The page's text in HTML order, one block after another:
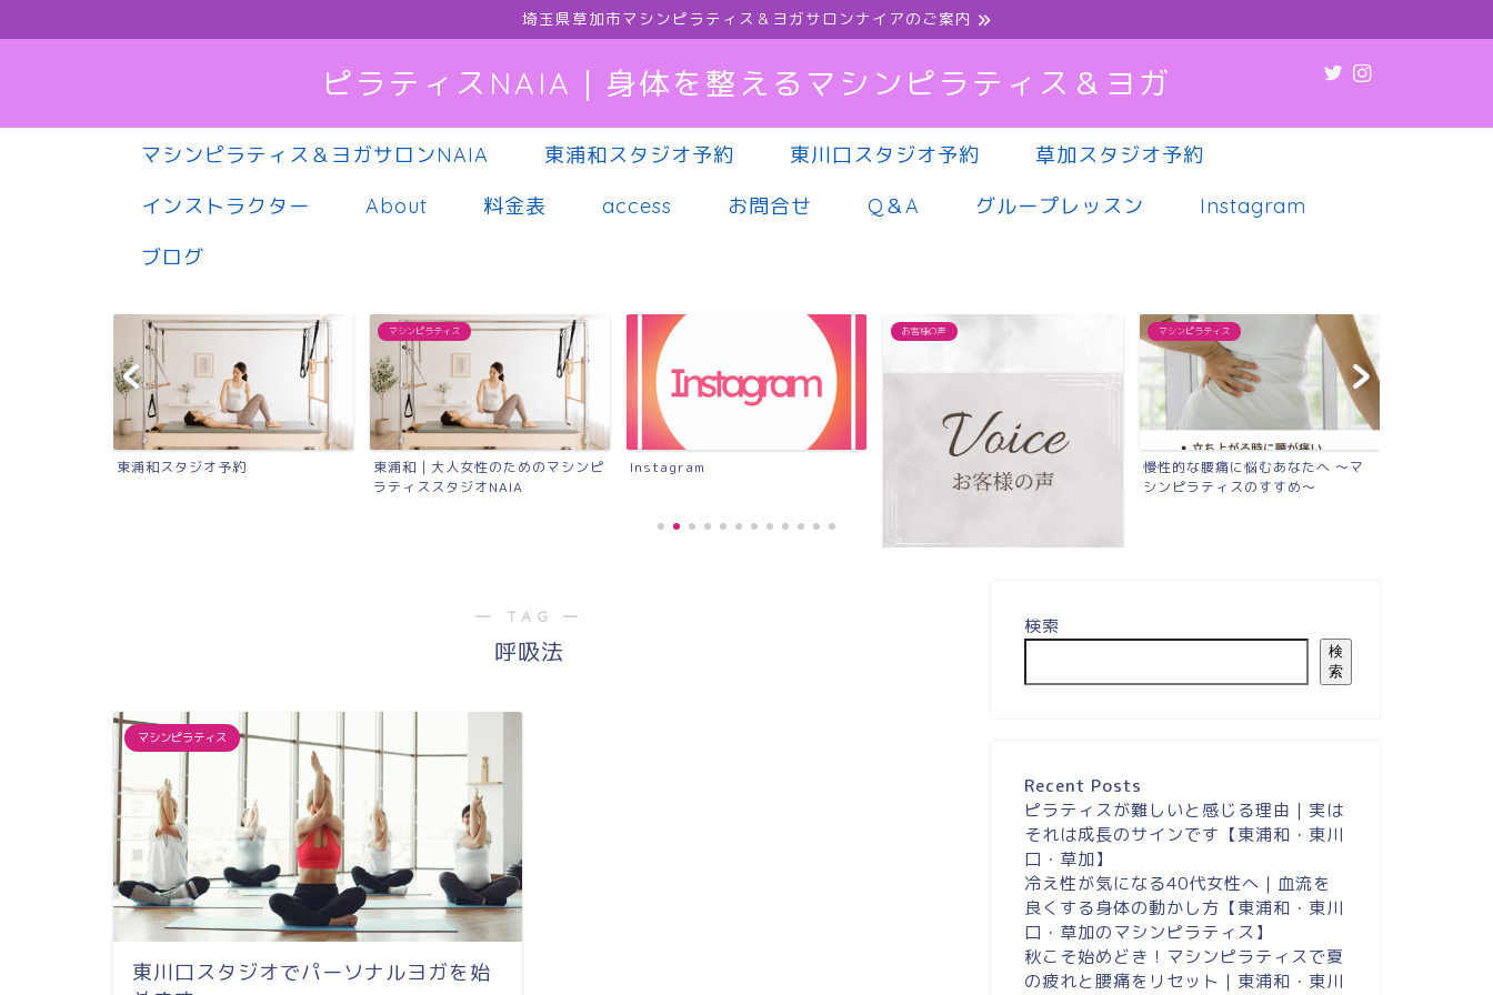
埼玉県草加市マシンピラティス＆ヨガサロンナイアのご案内
ピラティスNAIA｜身体を整えるマシンピラティス＆ヨガ
マシンピラティス＆ヨガサロンNAIA 東浦和スタジオ予約 東川口スタジオ予約
草加スタジオ予約
インストラクター
About 料金表 access お問合せ Q＆A グループレッスン
Instagram
ブログ
東浦和スタジオ予約
マシンピラティス
東浦和｜大人女性のためのマシンピ
ラティススタジオNAIA
Instagram
お客様の声
《お客様の声》膝の痛みが緩和し、
慢性的な腰痛に悩むあなたへ 〜マ
シンピラティスのすすめ〜
マシンピラティス
肩こり・腰痛・疲れやすさ
調、実は“姿勢”が原因か...
― TAG ―
呼吸法
マシンピラティス
東川口スタジオでパーソナルヨガを始
検索
検
索
Recent Posts
ピラティスが難しいと感じる理由｜実は
それは成長のサインです【東浦和・東川
口・草加】
冷え性が気になる40代女性へ｜血流を
良くする身体の動かし方【東浦和・東川
口・草加のマシンピラティス】
秋こそ始めどき！マシンピラティスで夏
の疲れと腰痛をリセット｜東浦和・東川